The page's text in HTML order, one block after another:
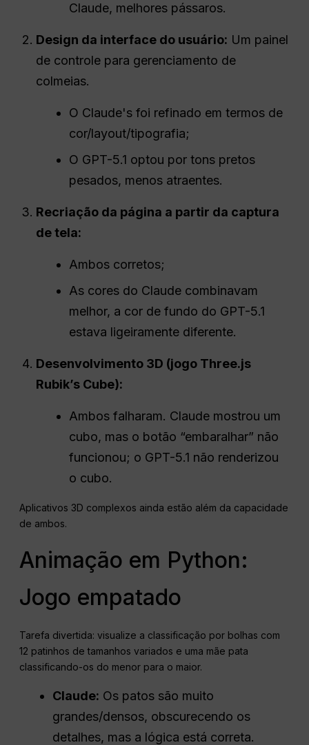
Claude, melhores pássaros.
Design da interface do usuário: Um painel
de controle para gerenciamento de
colmeias.
O Claude's foi refinado em termos de
cor/layout/tipografia;
O GPT-5.1 optou por tons pretos
pesados, menos atraentes.
Recriação da página a partir da captura
de tela:
Ambos corretos;
As cores do Claude combinavam
melhor, a cor de fundo do GPT-5.1
estava ligeiramente diferente.
Desenvolvimento 3D (jogo Three.js
Rubik’s Cube):
Ambos falharam. Claude mostrou um
cubo, mas o botão “embaralhar” não
funcionou; o GPT-5.1 não renderizou
o cubo.
Aplicativos 3D complexos ainda estão além da capacidade
de ambos.
Animação em Python:
Jogo empatado
Tarefa divertida: visualize a classificação por bolhas com
12 patinhos de tamanhos variados e uma mãe pata
classificando-os do menor para o maior.
Claude: Os patos são muito
grandes/densos, obscurecendo os
detalhes, mas a lógica está correta.